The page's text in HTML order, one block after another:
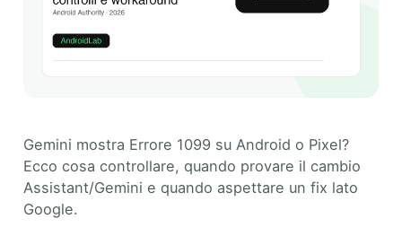
Gemini mostra Errore 1099 su Android o Pixel?
Ecco cosa controllare, quando provare il cambio
Assistant/Gemini e quando aspettare un fix lato
Google.